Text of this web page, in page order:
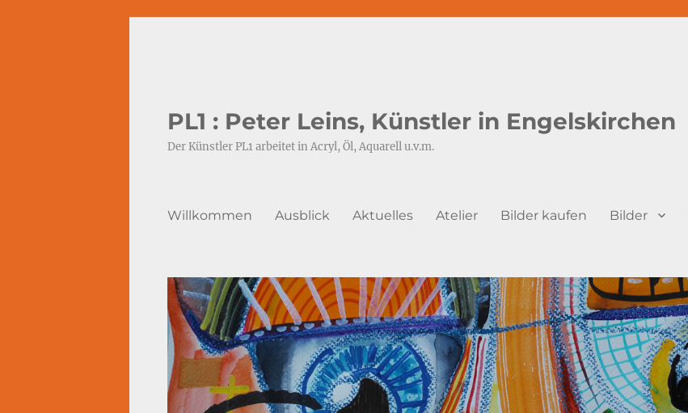
PL1 : Peter Leins, Künstler in Engelskirchen
Der Künstler PL1 arbeitet in Acryl, Öl, Aquarell u.v.m.
Willkommen Ausblick Aktuelles Atelier Bilder kaufen Bilder